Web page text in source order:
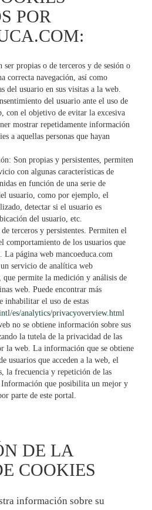
POR
ser propias o de terceros y de sesión o
correcta navegación, así como
del usuario en sus visitas a la web.
del usuario ante el uso de
con el objetivo de evitar la excesiva
mostrar repetidamente información
a aquellas personas que hayan
Son propias y persistentes, permiten
con algunas características de
en función de una serie de
usuario, como por ejemplo, el
detectar si el usuario es
del usuario, etc.
terceros y persistentes. Permiten el
comportamiento de los usuarios que
La página web mancoeduca.com
servicio de analítica web
que permite la medición y análisis de
web. Puede encontrar más
inhabilitar el uso de estas
es/analytics/privacyoverview.html
no se obtiene información sobre sus
la tutela de la privacidad de las
la web. La información que se obtiene
usuarios que acceden a la web, el
la frecuencia y repetición de las
que posibilita un mejor y
parte de este portal.
DE LA
COOKIES
información sobre su